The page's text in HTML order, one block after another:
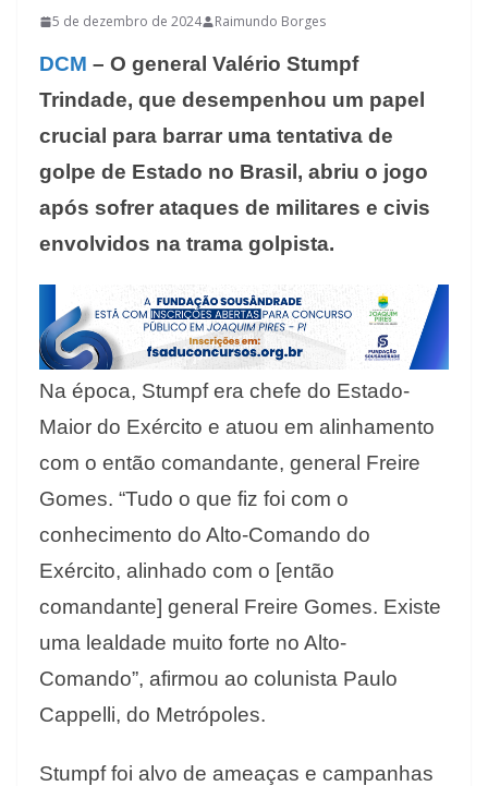
5 de dezembro de 2024 Raimundo Borges
DCM – O general Valério Stumpf
Trindade, que desempenhou um papel
crucial para barrar uma tentativa de
golpe de Estado no Brasil, abriu o jogo
após sofrer ataques de militares e civis
envolvidos na trama golpista.
Na época, Stumpf era chefe do Estado-
Maior do Exército e atuou em alinhamento
com o então comandante, general Freire
Gomes. “Tudo o que fiz foi com o
conhecimento do Alto-Comando do
Exército, alinhado com o [então
comandante] general Freire Gomes. Existe
uma lealdade muito forte no Alto-
Comando”, afirmou ao colunista Paulo
Cappelli, do Metrópoles.
Stumpf foi alvo de ameaças e campanhas